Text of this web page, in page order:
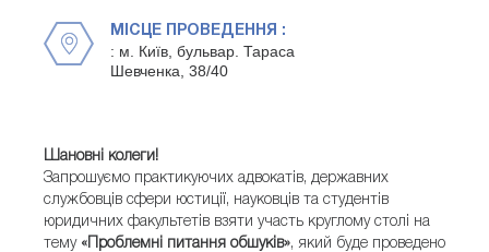
МІСЦЕ ПРОВЕДЕННЯ :
: м. Київ, бульвар. Тараса
Шевченка, 38/40
Шановні колеги!
Запрошуємо практикуючих адвокатів, державних
службовців сфери юстиції, науковців та студентів
юридичних факультетів взяти участь круглому столі на
тему «Проблемні питання обшуків», який буде проведено